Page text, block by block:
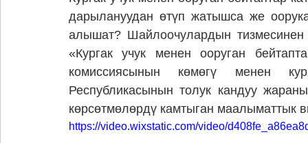
дарылануудан өтүп жатышса же
алышат? Шайлоочулардын тизмесинен
«Кургак учук менен ооруган
комиссиясынын көмөгү менен
Республикасынын толук кандуу
көрсөтмөлөрдү камтыган маалыматтык
https://video.wixstatic.com/video/